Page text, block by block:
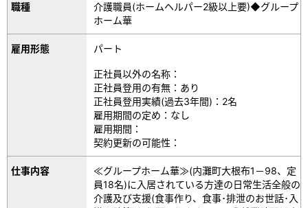
職種
介護職員(ホームヘルパー2級以上要)◆グループ
ホーム華
雇用形態 パート
正社員以外の名称：
正社員登用の有無：あり
正社員登用実績(過去3年間)：2名
雇用期間の定め：なし
雇用期間：
契約更新の可能性：
仕事内容
≪グループホーム華≫(内灘町大根布1－98、定
員18名)に入居されている方達の日常生活全般の
介護及び支援(食事作り、食事･排泄のお世話･入